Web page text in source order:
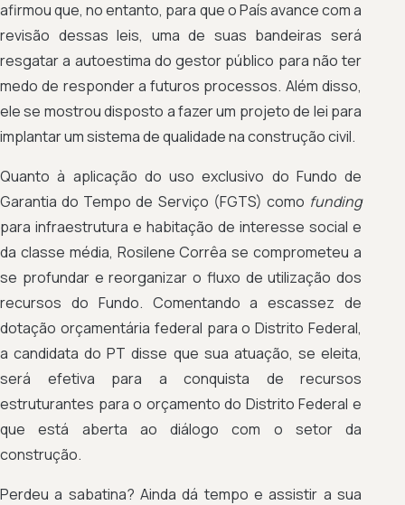
afirmou que, no entanto, para que o País avance com a
revisão dessas leis, uma de suas bandeiras será
resgatar a autoestima do gestor público para não ter
medo de responder a futuros processos. Além disso,
ele se mostrou disposto a fazer um projeto de lei para
implantar um sistema de qualidade na construção civil.
Quanto à aplicação do uso exclusivo do Fundo de
Garantia do Tempo de Serviço (FGTS) como funding
para infraestrutura e habitação de interesse social e
da classe média, Rosilene Corrêa se comprometeu a
se profundar e reorganizar o fluxo de utilização dos
recursos do Fundo. Comentando a escassez de
dotação orçamentária federal para o Distrito Federal,
a candidata do PT disse que sua atuação, se eleita,
será efetiva para a conquista de recursos
estruturantes para o orçamento do Distrito Federal e
que está aberta ao diálogo com o setor da
construção.
Perdeu a sabatina? Ainda dá tempo e assistir a sua